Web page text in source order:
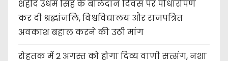
शहीद उधम सिंह के बलिदान दिवस पर पौधारोपण
कर दी श्रद्धांजलि, विश्वविद्यालय और राजपत्रित
अवकाश बहाल करने की उठी मांग
रोहतक में 2 अगस्त को होगा दिव्य वाणी सत्संग, नशा